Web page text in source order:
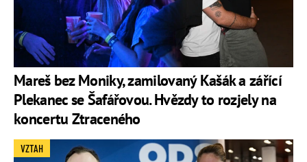
Mareš bez Moniky, zamilovaný Kašák a zářící
Plekanec se Šafářovou. Hvězdy to rozjely na
koncertu Ztraceného
VZTAH